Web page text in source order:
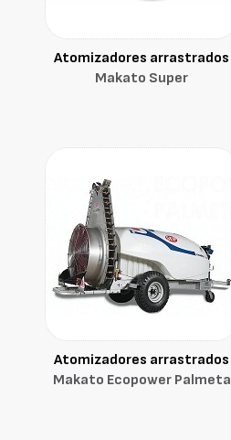
Atomizadores arrastrados
Makato Super
Atomizadores arrastrados
Makato Ecopower Palmeta